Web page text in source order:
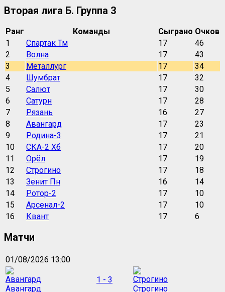
Вторая лига Б. Группа 3
Ранг Команды Сыграно Очков
1
Спартак Тм 17
46
2
Волна 17
43
3
Металлург 17
34
4
Шумбрат 17
32
5
Салют 17
30
6
Сатурн 17
28
7
Рязань 16
27
8
Авангард 17
23
9
Родина-3 17
21
10
СКА-2 Хб 17
20
11
Орёл 17
19
12
Строгино 17
18
13
Зенит Пн 16
14
14
Ротор-2 17
10
15
Арсенал-2 17
10
16
Квант 17 6
Матчи
01/08/2026 13:00
Авангард
1 - 3
Строгино